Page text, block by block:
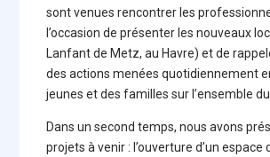
sont venues rencontrer les
l’occasion de présenter les nouveaux
Lanfant de Metz, au Havre) et de
des actions menées quotidiennement
jeunes et des familles sur l’ensemble
Dans un second temps, nous avons
projets à venir : l’ouverture d’un espace